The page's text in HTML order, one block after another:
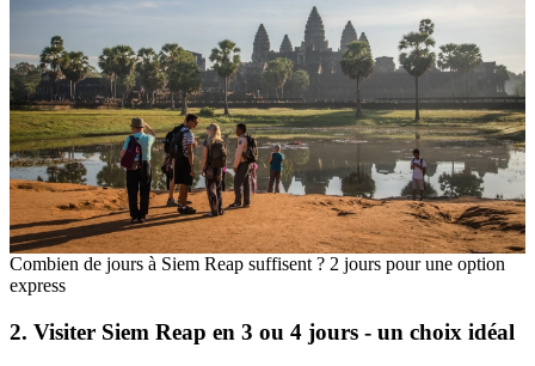
Combien de jours à Siem Reap suffisent ? 2 jours pour une option
express
2. Visiter Siem Reap en 3 ou 4 jours - un choix idéal